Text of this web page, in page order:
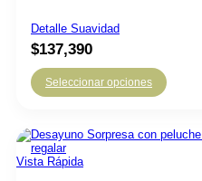
Detalle Suavidad
$137,390
Seleccionar opciones
Vista Rápida